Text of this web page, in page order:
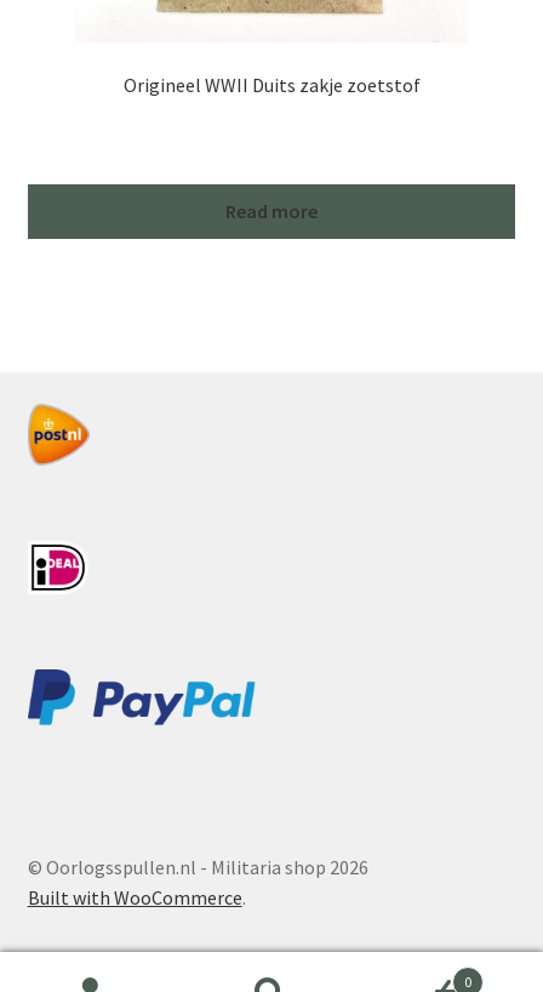
Origineel WWII Duits zakje zoetstof
Read more
© Oorlogsspullen.nl - Militaria shop 2026
Built with WooCommerce.
0